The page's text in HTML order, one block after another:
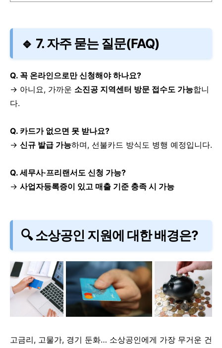
🔹 7. 자주 묻는 질문(FAQ)
Q. 꼭 온라인으로만 신청해야 하나요?
→ 아니요, 가까운 소진공 지역센터 방문 접수도 가능합니
다.
Q. 카드가 없으면 못 받나요?
→ 신규 발급 가능하며, 선불카드 방식도 병행 예정입니다.
Q. 세무사·프리랜서도 신청 가능?
→ 사업자등록증이 있고 매출 기준 충족 시 가능
🔍 소상공인 지원에 대한 배경은?
고금리, 고물가, 경기 둔화… 소상공인에게 가장 무거운 건